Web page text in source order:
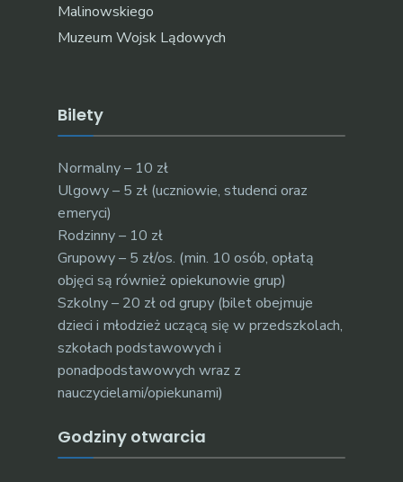
Malinowskiego
Muzeum Wojsk Lądowych
Bilety
Normalny – 10 zł
Ulgowy – 5 zł (uczniowie, studenci oraz
emeryci)
Rodzinny – 10 zł
Grupowy – 5 zł/os. (min. 10 osób, opłatą
objęci są również opiekunowie grup)
Szkolny – 20 zł od grupy (bilet obejmuje
dzieci i młodzież uczącą się w przedszkolach,
szkołach podstawowych i
ponadpodstawowych wraz z
nauczycielami/opiekunami)
Godziny otwarcia